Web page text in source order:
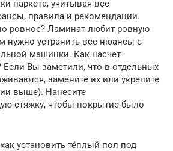
паркета, учитывая все
правила и рекомендации.
ровное? Ламинат любит ровную
нужно устранить все нюансы с
машинки. Как насчет
Если Вы заметили, что в отдельных
замените их или укрепите
выше). Нанесите
стяжку, чтобы покрытие было
установить тёплый пол под